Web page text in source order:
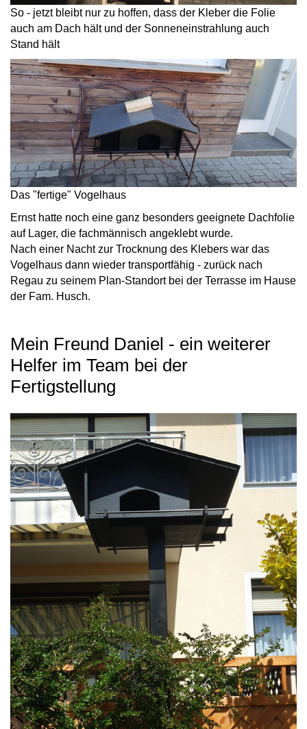
So - jetzt bleibt nur zu hoffen, dass der Kleber die Folie
auch am Dach hält und der Sonneneinstrahlung auch
Stand hält
Das "fertige" Vogelhaus
Ernst hatte noch eine ganz besonders geeignete Dachfolie
auf Lager, die fachmännisch angeklebt wurde.
Nach einer Nacht zur Trocknung des Klebers war das
Vogelhaus dann wieder transportfähig - zurück nach
Regau zu seinem Plan-Standort bei der Terrasse im Hause
der Fam. Husch.
Mein Freund Daniel - ein weiterer
Helfer im Team bei der
Fertigstellung